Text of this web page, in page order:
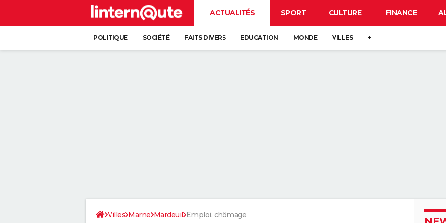
ACTUALITÉS SPORT CULTURE FINANCE
POLITIQUE SOCIÉTÉ FAITS DIVERS EDUCATION MONDE VILLES +
Villes Marne Mardeuil Emploi, chômage